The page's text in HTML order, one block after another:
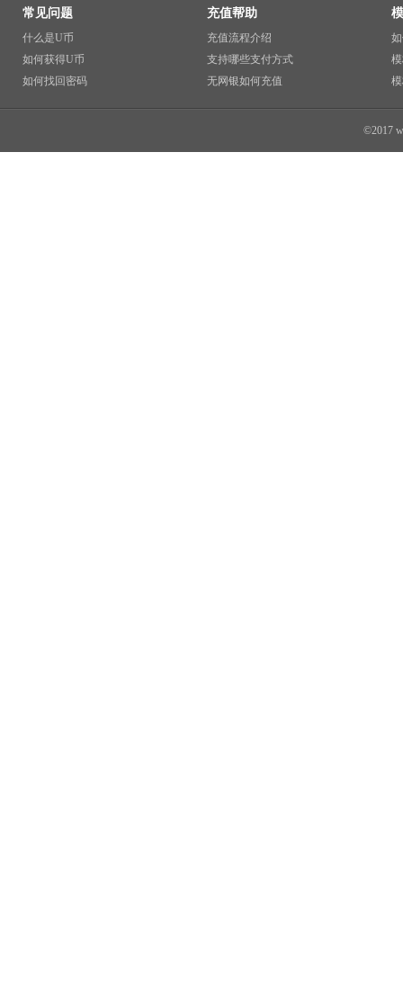
常见问题
什么是U币
如何获得U币
如何找回密码
充值帮助
充值流程介绍
支持哪些支付方式
无网银如何充值
©2017